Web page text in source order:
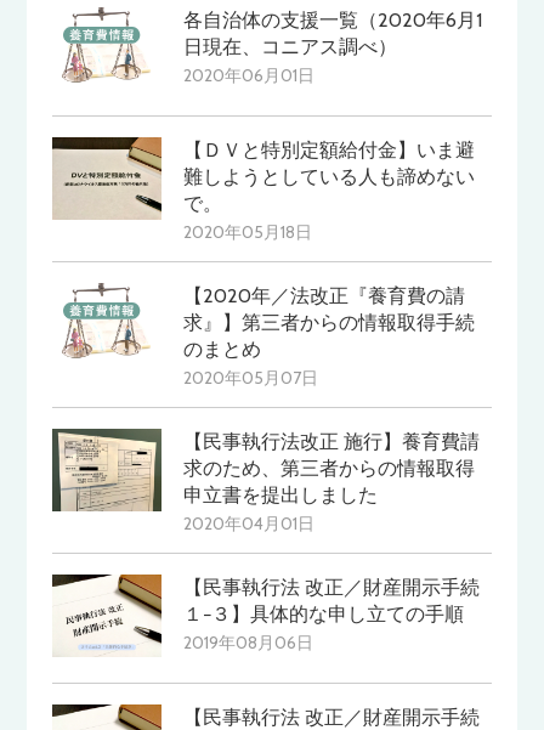
各自治体の支援一覧（2020年6月1
日現在、コニアス調べ）
2020年06月01日
【ＤＶと特別定額給付金】いま避
難しようとしている人も諦めない
で。
2020年05月18日
【2020年／法改正『養育費の請
求』】第三者からの情報取得手続
のまとめ
2020年05月07日
【民事執行法改正 施行】養育費請
求のため、第三者からの情報取得
申立書を提出しました
2020年04月01日
【民事執行法 改正／財産開示手続
１−３】具体的な申し立ての手順
2019年08月06日
【民事執行法 改正／財産開示手続